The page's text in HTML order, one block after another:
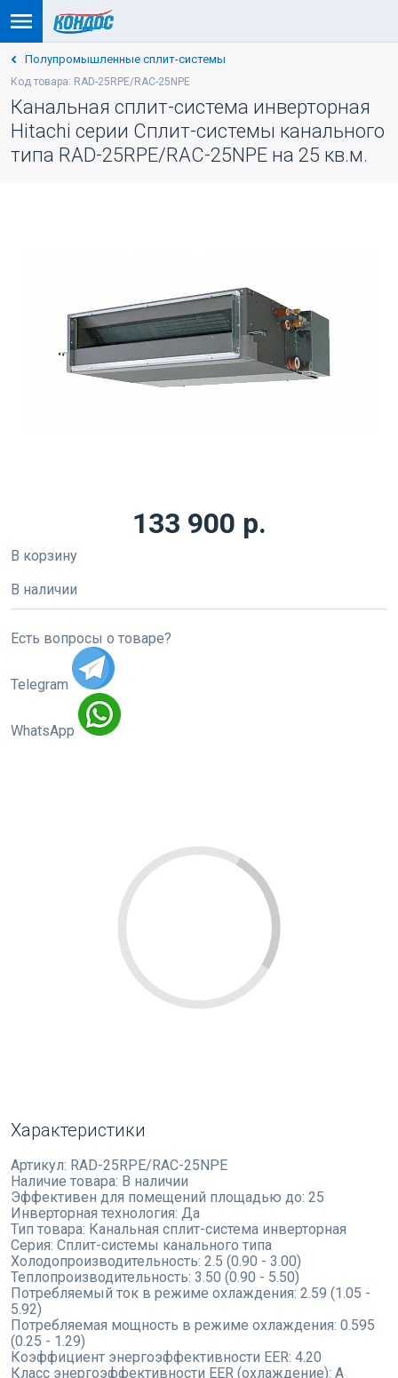
Полупромышленные сплит-системы
Код товара: RAD-25RPE/RAC-25NPE
Канальная сплит-система инверторная
Hitachi серии Сплит-системы канального
типа RAD-25RPE/RAC-25NPE на 25 кв.м.
133 900 р.
В корзину
В наличии
Есть вопросы о товаре?
Telegram
WhatsApp
Характеристики
Артикул: RAD-25RPE/RAC-25NPE
Наличие товара: В наличии
Эффективен для помещений площадью до: 25
Инверторная технология: Да
Тип товара: Канальная сплит-система инверторная
Серия: Сплит-системы канального типа
Холодопроизводительность: 2.5 (0.90 - 3.00)
Теплопроизводительность: 3.50 (0.90 - 5.50)
Потребляемый ток в режиме охлаждения: 2.59 (1.05 -
5.92)
Потребляемая мощность в режиме охлаждения: 0.595
(0.25 - 1.29)
Коэффициент энергоэффективности EER: 4.20
Класс энергоэффективности EER (охлаждение): A